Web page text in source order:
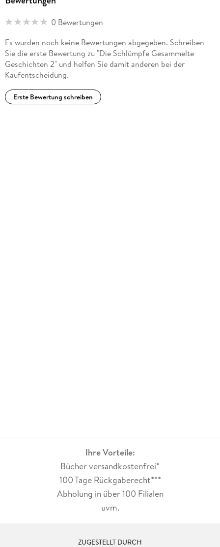
0 Bewertungen
Es wurden noch keine Bewertungen abgegeben. Schreiben
Sie die erste Bewertung zu "Die Schlümpfe Gesammelte
Geschichten 2" und helfen Sie damit anderen bei der
Kaufentscheidung.
Erste Bewertung schreiben
Ihre Vorteile:
Bücher versandkostenfrei*
100 Tage Rückgaberecht***
Abholung in über 100 Filialen
uvm.
ZUGESTELLT DURCH